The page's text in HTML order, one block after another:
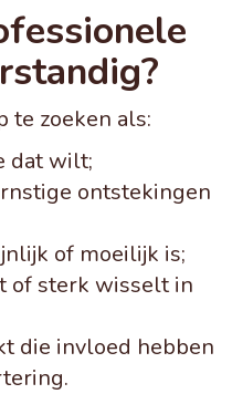
te zoeken als:
dat wilt;
ontstekingen
of moeilijk is;
of sterk wisselt in
die invloed hebben